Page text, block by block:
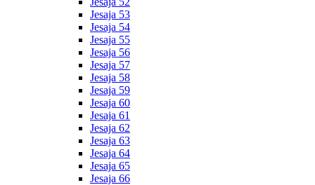
Jesaja 53
Jesaja 54
Jesaja 55
Jesaja 56
Jesaja 57
Jesaja 58
Jesaja 59
Jesaja 60
Jesaja 61
Jesaja 62
Jesaja 63
Jesaja 64
Jesaja 65
Jesaja 66